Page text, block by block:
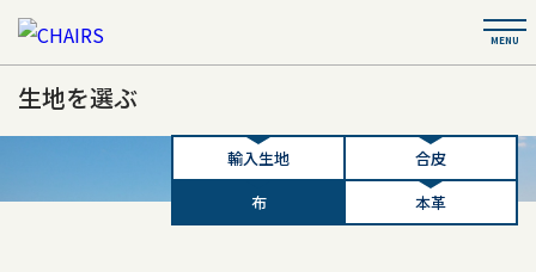
生地を選ぶ
輸入生地
合皮
布
本革